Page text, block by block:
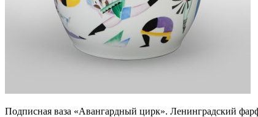
Подписная ваза «Авангардный цирк». Ленинградский